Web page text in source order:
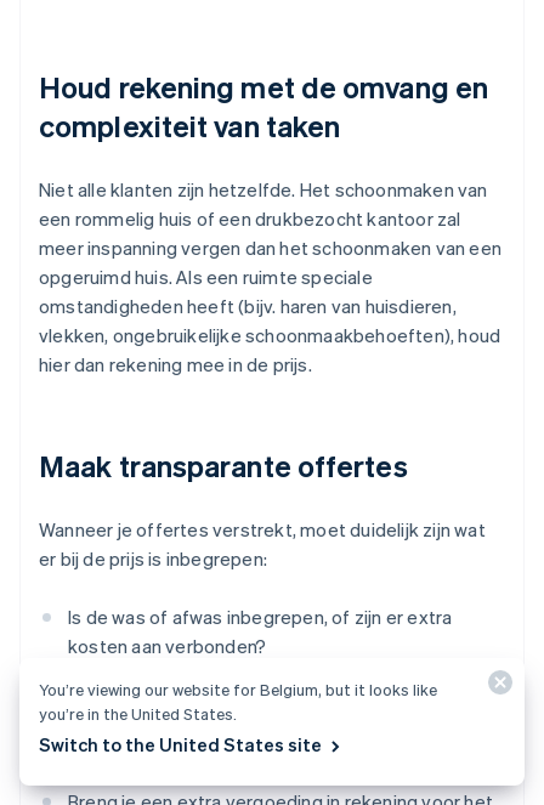
Houd rekening met de omvang en
complexiteit van taken
Niet alle klanten zijn hetzelfde. Het schoonmaken van
een rommelig huis of een drukbezocht kantoor zal
meer inspanning vergen dan het schoonmaken van een
opgeruimd huis. Als een ruimte speciale
omstandigheden heeft (bijv. haren van huisdieren,
vlekken, ongebruikelijke schoonmaakbehoeften), houd
hier dan rekening mee in de prijs.
Maak transparante offertes
Wanneer je offertes verstrekt, moet duidelijk zijn wat
er bij de prijs is inbegrepen:
Is de was of afwas inbegrepen, of zijn er extra
kosten aan verbonden?
Breng je kosten in rekening voor benodigdheden of
bied je tegen een meerprijs een milieuvriendelijk
pakket aan?
You’re viewing our website for Belgium, but it looks like
you’re in the United States.
Switch to the United States site